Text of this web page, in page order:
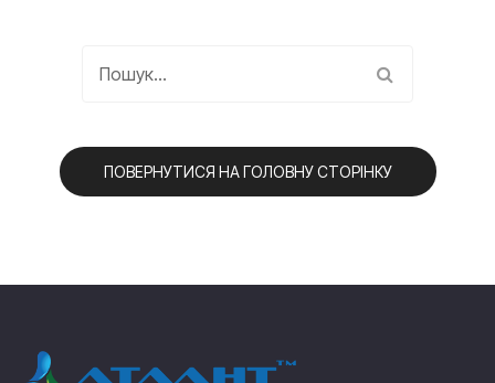
ПОВЕРНУТИСЯ НА ГОЛОВНУ СТОРІНКУ